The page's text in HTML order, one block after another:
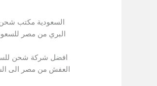
السعودية مكتب
البري من مصر
افضل شركة شحن
العفش من مصر الى